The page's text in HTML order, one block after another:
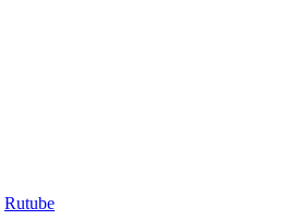
Rutube